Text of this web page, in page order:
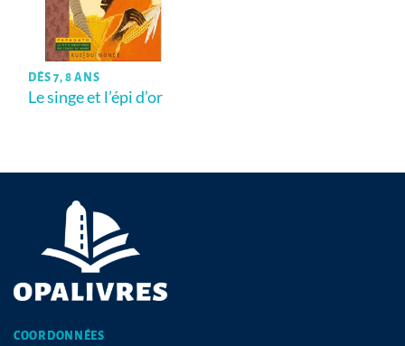
DÈS 7, 8 ANS
Le singe et l’épi d’or
COORDONNÉES